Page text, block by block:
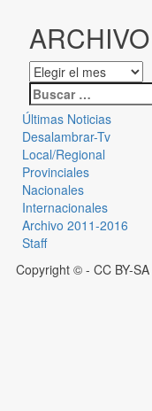
ARCHIVO
Últimas Noticias
Desalambrar-Tv
Local/Regional
Provinciales
Nacionales
Internacionales
Archivo 2011-2016
Staff
Copyright © - CC BY-SA